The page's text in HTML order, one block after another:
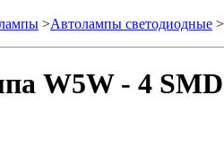
>Автолампы светодиодные >
W5W - 4